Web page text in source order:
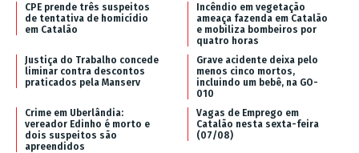
CPE prende três suspeitos
de tentativa de homicídio
em Catalão
Incêndio em vegetação
ameaça fazenda em Catalão
e mobiliza bombeiros por
quatro horas
Justiça do Trabalho concede
liminar contra descontos
praticados pela Manserv
Grave acidente deixa pelo
menos cinco mortos,
incluindo um bebê, na GO-
010
Crime em Uberlândia:
vereador Edinho é morto e
dois suspeitos são
apreendidos
Vagas de Emprego em
Catalão nesta sexta-feira
(07/08)